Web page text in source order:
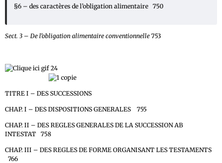
§6 – des caractères de l’obligation alimentaire 750
Sect. 3 – De l’obligation alimentaire conventionnelle 753
TITRE I – DES SUCCESSIONS
CHAP. I – DES DISPOSITIONS GENERALES 755
CHAP. II – DES REGLES GENERALES DE LA SUCCESSION AB
INTESTAT 758
CHAP. III – DES REGLES DE FORME ORGANISANT LES TESTAMENTS
766